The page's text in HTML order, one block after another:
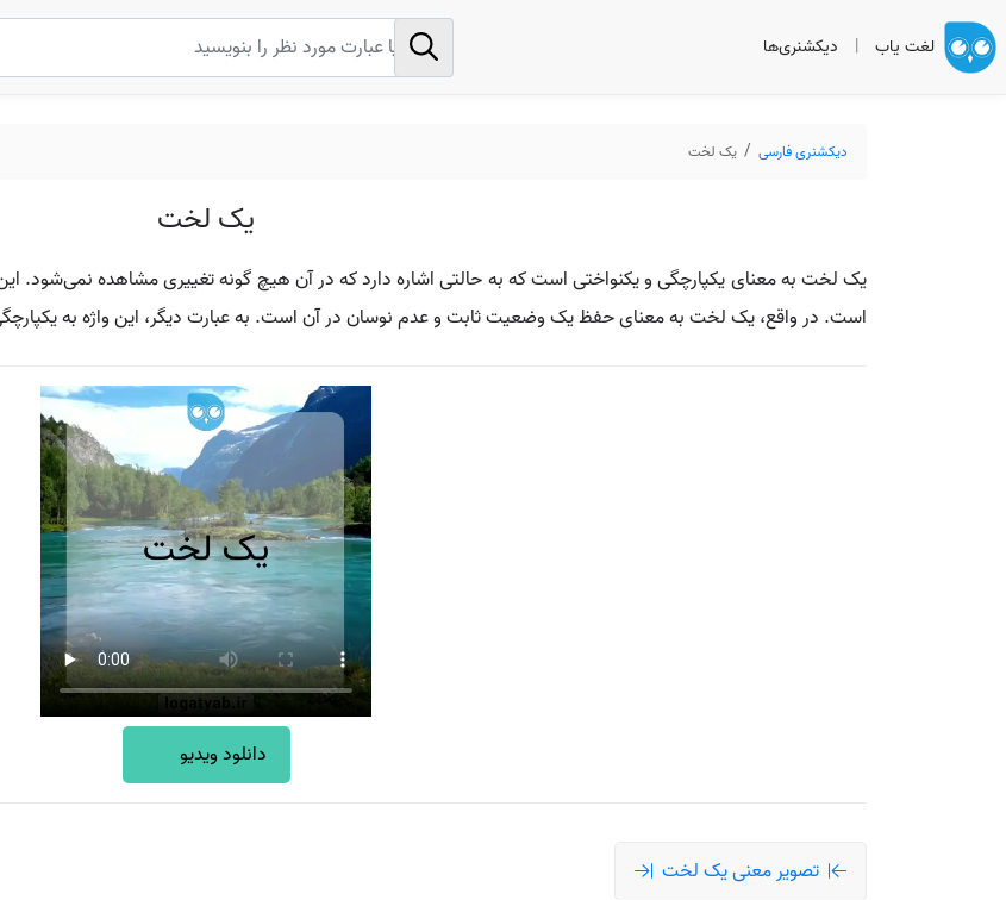
لغت یاب | دیکشنری‌ها
دیکشنری فارسی یک لخت
یک لخت
یک لخت به معنای یکپارچگی و یکنواختی است که به حالتی اشاره دارد که در آن هیچ گونه تغییری مشاهده نمی‌شود.
است. در واقع، یک لخت به معنای حفظ یک وضعیت ثابت و عدم نوسان در آن است. به عبارت دیگر، این واژه به
دانلود ویدیو
تصویر معنی یک لخت